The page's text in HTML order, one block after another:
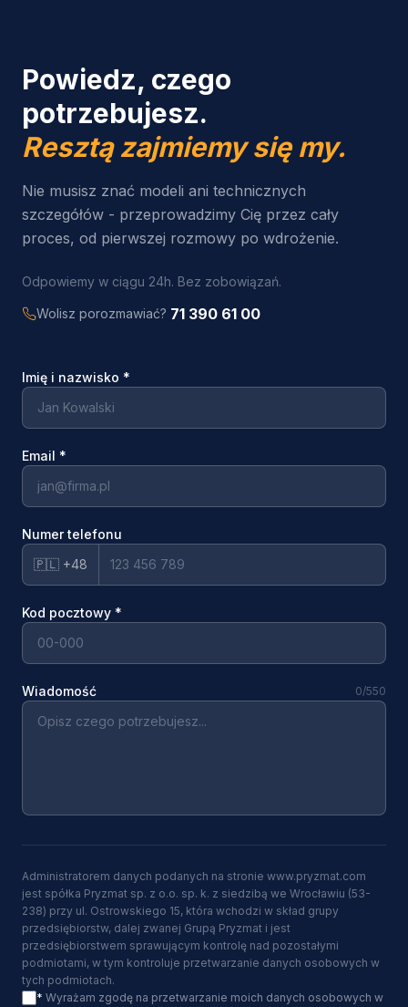
Powiedz, czego
potrzebujesz.
Resztą zajmiemy się my.
Nie musisz znać modeli ani technicznych
szczegółów - przeprowadzimy Cię przez cały
proces, od pierwszej rozmowy po wdrożenie.
Odpowiemy w ciągu 24h. Bez zobowiązań.
Wolisz porozmawiać? 71 390 61 00
Imię i nazwisko *
Email *
Numer telefonu
🇵🇱 +48
Kod pocztowy *
Wiadomość 0/550
Administratorem danych podanych na stronie www.pryzmat.com
jest spółka Pryzmat sp. z o.o. sp. k. z siedzibą we Wrocławiu (53-
238) przy ul. Ostrowskiego 15, która wchodzi w skład grupy
przedsiębiorstw, dalej zwanej Grupą Pryzmat i jest
przedsiębiorstwem sprawującym kontrolę nad pozostałymi
podmiotami, w tym kontroluje przetwarzanie danych osobowych w
tych podmiotach.
* Wyrażam zgodę na przetwarzanie moich danych osobowych w